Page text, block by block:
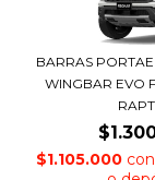
BARRAS
WINGBAR EVO
$1.105.000 con